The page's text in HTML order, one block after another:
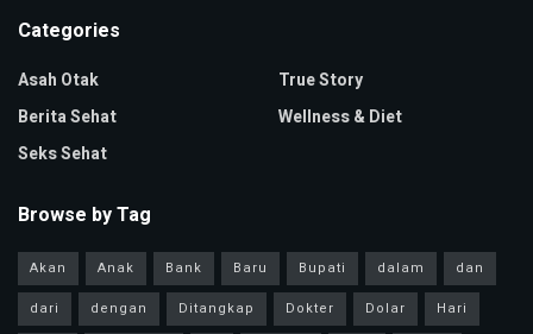
Categories
Asah Otak
Berita Sehat
Seks Sehat
True Story
Wellness & Diet
Browse by Tag
Akan Anak Bank Baru Bupati dalam
dan
dari
dengan Ditangkap Dokter Dolar
Hari